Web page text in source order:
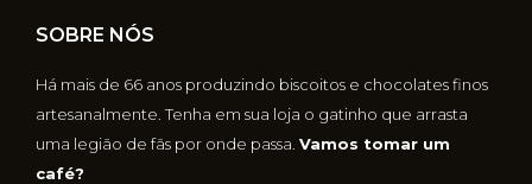
SOBRE NÓS
Há mais de 66 anos produzindo biscoitos e chocolates finos
artesanalmente. Tenha em sua loja o gatinho que arrasta
uma legião de fãs por onde passa. Vamos tomar um
café?